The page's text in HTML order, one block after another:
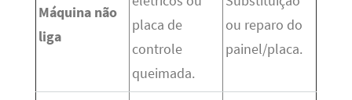
Máquina não
liga
placa de
controle
queimada.
ou reparo do
painel/placa.